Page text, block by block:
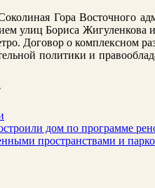
Гора Восточного
улиц Бориса Жигуленкова
Договор о комплексном
политики и
дом по программе
пространствами и